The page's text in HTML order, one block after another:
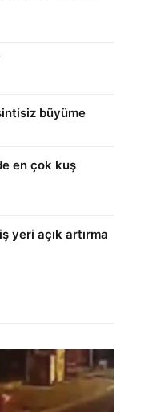
büyüme
en çok kuş
yeri açık artırma